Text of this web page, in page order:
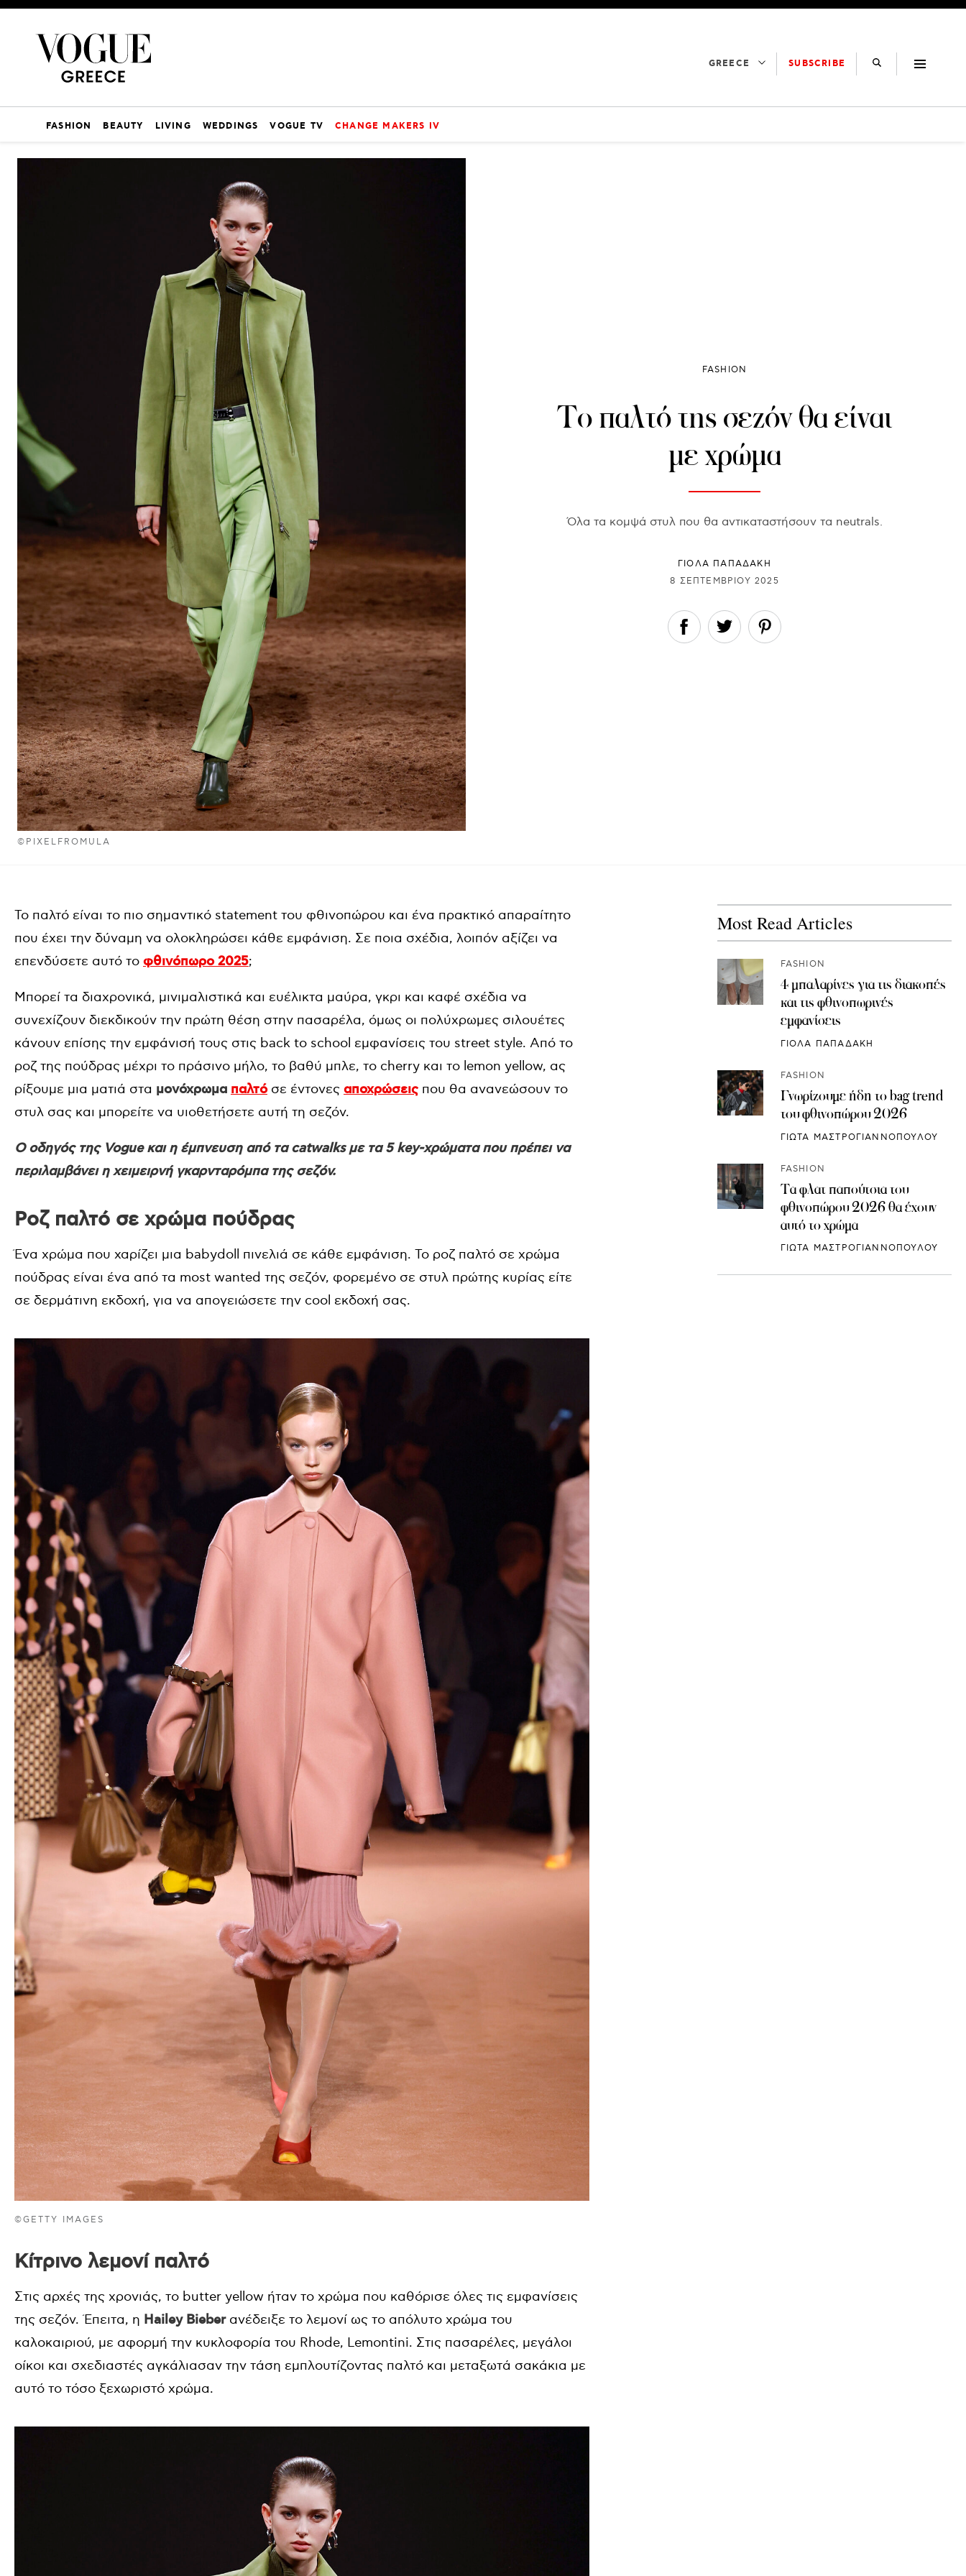
GREECE SUBSCRIBE
FASHION BEAUTY LIVING WEDDINGS VOGUE TV CHANGE MAKERS IV
©PIXELFROMULA
FASHION
Το παλτό της σεζόν θα είναι
με χρώμα
Όλα τα κομψά στυλ που θα αντικαταστήσουν τα neutrals.
ΓΙΌΛΑ ΠΑΠΑΔΆΚΗ
8 ΣΕΠΤΕΜΒΡΊΟΥ 2025
Το παλτό είναι το πιο σημαντικό statement του φθινοπώρου και ένα πρακτικό απαραίτητο
που έχει την δύναμη να ολοκληρώσει κάθε εμφάνιση. Σε ποια σχέδια, λοιπόν αξίζει να
επενδύσετε αυτό το φθινόπωρο 2025;
Μπορεί τα διαχρονικά, μινιμαλιστικά και ευέλικτα μαύρα, γκρι και καφέ σχέδια να
συνεχίζουν διεκδικούν την πρώτη θέση στην πασαρέλα, όμως οι πολύχρωμες σιλουέτες
κάνουν επίσης την εμφάνισή τους στις back to school εμφανίσεις του street style. Από το
ροζ της πούδρας μέχρι το πράσινο μήλο, το βαθύ μπλε, το cherry και το lemon yellow, ας
ρίξουμε μια ματιά στα μονόχρωμα παλτόσε έντονες αποχρώσεις που θα ανανεώσουν το
στυλ σας και μπορείτε να υιοθετήσετε αυτή τη σεζόν.
Ο οδηγός της Vogue και η έμπνευση από τα catwalks με τα 5 key-χρώματα που πρέπει να
περιλαμβάνει η χειμειρνή γκαρνταρόμπα της σεζόν.
Ροζ παλτό σε χρώμα πούδρας
Ένα χρώμα που χαρίζει μια babydoll πινελιά σε κάθε εμφάνιση. Το ροζ παλτό σε χρώμα
πούδρας είναι ένα από τα most wanted της σεζόν, φορεμένο σε στυλ πρώτης κυρίας είτε
σε δερμάτινη εκδοχή, για να απογειώσετε την cool εκδοχή σας.
©GETTY IMAGES
Κίτρινο λεμονί παλτό
Στις αρχές της χρονιάς, το butter yellow ήταν το χρώμα που καθόρισε όλες τις εμφανίσεις
της σεζόν. Έπειτα, η Hailey Bieberανέδειξε το λεμονί ως το απόλυτο χρώμα του
καλοκαιριού, με αφορμή την κυκλοφορία του Rhode, Lemontini. Στις πασαρέλες, μεγάλοι
οίκοι και σχεδιαστές αγκάλιασαν την τάση εμπλουτίζοντας παλτό και μεταξωτά σακάκια με
αυτό το τόσο ξεχωριστό χρώμα.
Most Read Articles
FASHION
4 μπαλαρίνες για τις διακοπές
και τις φθινοπωρινές
εμφανίσεις
ΓΙΟΛΑ ΠΑΠΑΔΑΚΗ
FASHION
Γνωρίζουμε ήδη το bag trend
του φθινοπώρου 2026
ΓΙΩΤΑ ΜΑΣΤΡΟΓΙΑΝΝΟΠΟΥΛΟΥ
FASHION
Τα φλατ παπούτσια του
φθινοπώρου 2026 θα έχουν
αυτό το χρώμα
ΓΙΩΤΑ ΜΑΣΤΡΟΓΙΑΝΝΟΠΟΥΛΟΥ